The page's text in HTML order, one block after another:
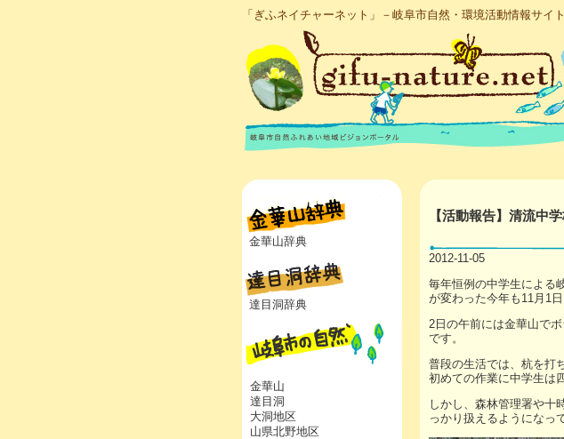
「ぎふネイチャーネット」－岐阜市自然・環境活動情報サイト
金華山辞典
達目洞辞典
金華山
達目洞
大洞地区
山県北野地区
【活動報告】清流中
2012-11-05
毎年恒例の中学生による
が変わった今年も11月1
2日の午前には金華山で
です。
普段の生活では、杭を打
初めての作業に中学生は
しかし、森林管理署や十
っかり扱えるようになっ